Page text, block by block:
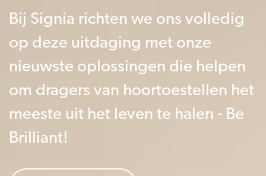
Bij Signia richten we ons volledig
op deze uitdaging met onze
nieuwste oplossingen die helpen
om dragers van hoortoestellen het
meeste uit het leven te halen - Be
Brilliant!